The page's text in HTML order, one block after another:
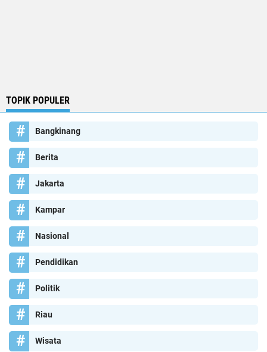
TOPIK POPULER
Bangkinang
Berita
Jakarta
Kampar
Nasional
Pendidikan
Politik
Riau
Wisata